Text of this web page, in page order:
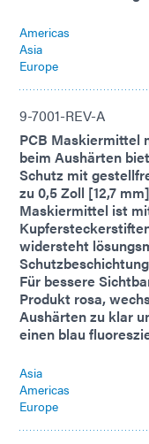
Americas
Asia
Europe
9-7001-REV-A
PCB Maskiermittel
beim Aushärten
Schutz mit
zu 0,5 Zoll [12,7
Maskiermittel ist
widersteht
Für bessere
Produkt rosa,
Aushärten zu klar
einen blau
Asia
Americas
Europe